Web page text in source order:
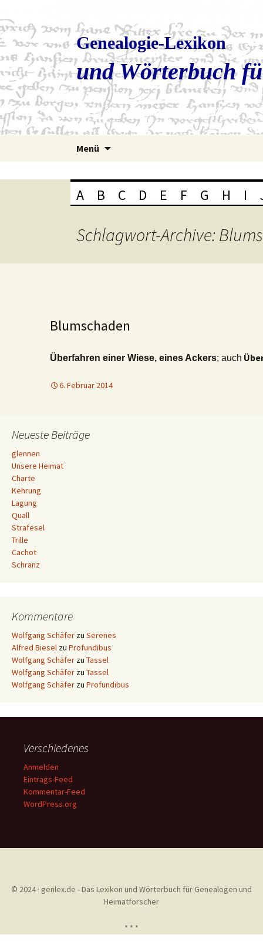
Genealogie-Lexikon
und Wörterbuch
Menü
A B C D E F G H I
Schlagwort-Archive:
Blumschaden
Überfahren einer Wiese, eines Ackers; auch
6. Februar 2014
Neueste Beiträge
glennen
Unsere Heimat
Charte
Kehrung
Lagung
Quall
Strafesel
Trille
Cachot
Schranz
Kommentare
Wolfgang Schäfer zu Serenes
Alfred Biesel zu Profundibus
Wolfgang Schäfer zu Tassel
Wolfgang Schäfer zu Tassel
Wolfgang Schäfer zu Profundibus
Verschiedenes
Anmelden
Eintrags-Feed
Kommentar-Feed
WordPress.org
© 2024 · genlex.de - Das Lexikon und Wörterbuch für Genealogen und
Heimatforscher
* * *